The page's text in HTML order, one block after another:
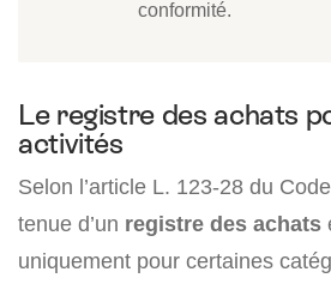
conformité.
Le registre des achats
activités
Selon l’article L. 123-28 du
tenue d’un registre des achats
uniquement pour certaines